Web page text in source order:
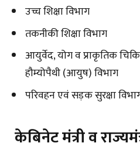
उच्च शिक्षा विभाग
तकनीकी शिक्षा विभाग
आयुर्वेद, योग व प्राकृतिक
हौम्योपैथी (आयुष) विभाग
परिवहन एवं सड़क सुरक्षा
केबिनेट मंत्री व